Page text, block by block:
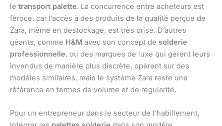
le transport palette. La concurrence entre acheteurs est
féroce, car l’accès à des produits de la qualité perçue de
Zara, même en destockage, est très prisé. D’autres
géants, comme H&M avec son concept de solderie
professionnelle, ou des marques de luxe qui gèrent leurs
invendus de manière plus discrète, opèrent sur des
modèles similaires, mais le système Zara reste une
référence en termes de volume et de régularité.
Pour un entrepreneur dans le secteur de l’habillement,